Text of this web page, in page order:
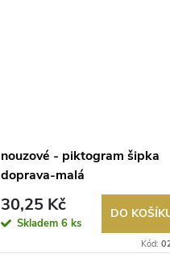
nouzové - piktogram šipka
doprava-malá
30,25 Kč
Skladem 6 ks
DO
Kód: